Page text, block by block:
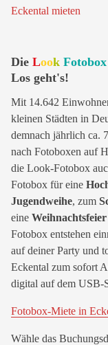
Die Look Fotobox
Los geht's!
Mit 14.642
kleinen Städten in
demnach jährlich ca.
nach Fotoboxen auf
die Look-Fotobox
Fotobox für eine
Jugendweihe, zum
eine Weihnachtsfeier
Fotobox entstehen
auf deiner Party und
Eckental zum sofort
digital auf dem USB-
Fotobox-Miete in
Wähle das